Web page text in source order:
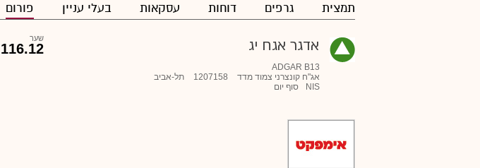
תמצית גרפים דוחות עסקאות בעלי עניין פורום
אדגר אגח יג
ADGAR B13
אג"ח קונצרני צמוד מדד
1207158
תל-אביב
NIS
סוף יום
שער
116.12